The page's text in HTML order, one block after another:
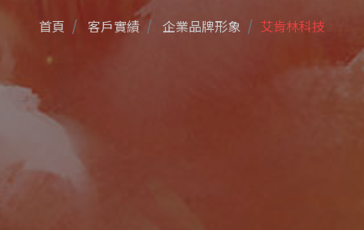
首頁 客戶實績 企業品牌形象 艾肯林科技